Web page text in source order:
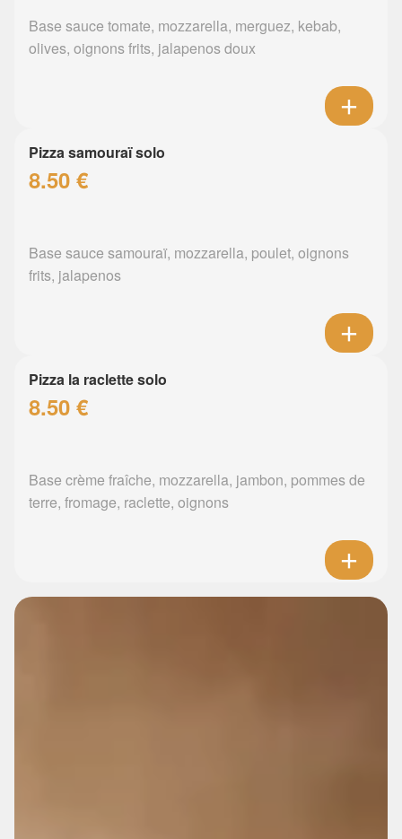
Base sauce tomate, mozzarella, merguez, kebab,
olives, oignons frits, jalapenos doux
Pizza samouraï solo
8.50 €
Base sauce samouraï, mozzarella, poulet, oignons
frits, jalapenos
Pizza la raclette solo
8.50 €
Base crème fraîche, mozzarella, jambon, pommes de
terre, fromage, raclette, oignons